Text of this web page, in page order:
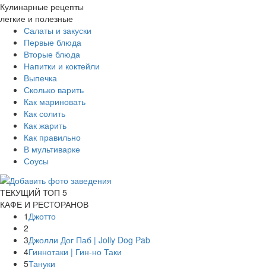
Кулинарные рецепты
легкие и полезные
Салаты и закуски
Первые блюда
Вторые блюда
Напитки и коктейли
Выпечка
Сколько варить
Как мариновать
Как солить
Как жарить
Как правильно
В мультиварке
Соусы
ТЕКУЩИЙ ТОП 5
КАФЕ И РЕСТОРАНОВ
1 Джотто
2
3Джолли Дог Паб | Jolly Dog Pab
4Гиннотаки | Гин-но Таки
5Тануки